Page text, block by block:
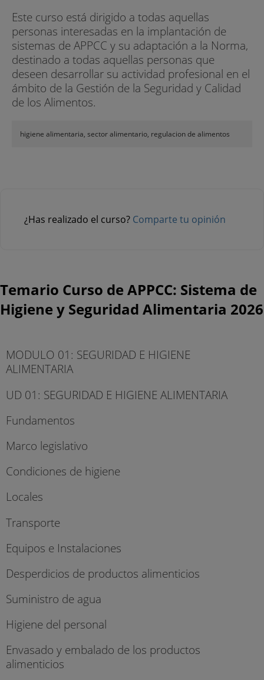
Este curso está dirigido a todas aquellas
personas interesadas en la implantación de
sistemas de APPCC y su adaptación a la Norma,
destinado a todas aquellas personas que
deseen desarrollar su actividad profesional en el
ámbito de la Gestión de la Seguridad y Calidad
de los Alimentos.
higiene alimentaria, sector alimentario, regulacion de alimentos
¿Has realizado el curso? Comparte tu opinión
Temario Curso de APPCC: Sistema de
Higiene y Seguridad Alimentaria 2026
MODULO 01: SEGURIDAD E HIGIENE
ALIMENTARIA
UD 01: SEGURIDAD E HIGIENE ALIMENTARIA
Fundamentos
Marco legislativo
Condiciones de higiene
Locales
Transporte
Equipos e Instalaciones
Desperdicios de productos alimenticios
Suministro de agua
Higiene del personal
Envasado y embalado de los productos
alimenticios